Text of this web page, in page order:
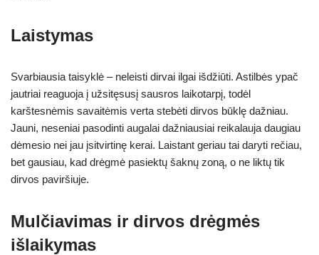
Laistymas
Svarbiausia taisyklė – neleisti dirvai ilgai išdžiūti. Astilbės ypač
jautriai reaguoja į užsitęsusį sausros laikotarpį, todėl
karštesnėmis savaitėmis verta stebėti dirvos būklę dažniau.
Jauni, neseniai pasodinti augalai dažniausiai reikalauja daugiau
dėmesio nei jau įsitvirtinę kerai. Laistant geriau tai daryti rečiau,
bet gausiau, kad drėgmė pasiektų šaknų zoną, o ne liktų tik
dirvos paviršiuje.
Mulčiavimas ir dirvos drėgmės
išlaikymas